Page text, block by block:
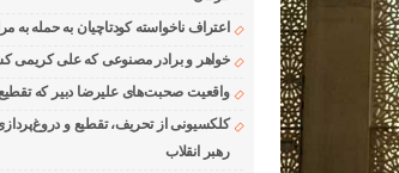
اعتراف ناخواسته کودتاچیان به حمله به
خواهر و برادر مصنوعی که علی کریمی
واقعیت صحبت‌های علیرضا دبیر که
کلکسیونی از تحریف، تقطیع و
رهبر انقلاب